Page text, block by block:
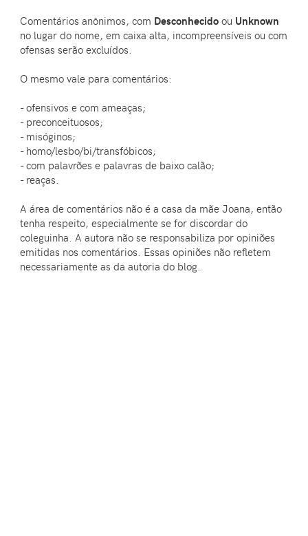
Comentários anônimos, com Desconhecido ou Unknown
no lugar do nome, em caixa alta, incompreensíveis ou com
ofensas serão excluídos.
O mesmo vale para comentários:
- ofensivos e com ameaças;
- preconceituosos;
- misóginos;
- homo/lesbo/bi/transfóbicos;
- com palavrões e palavras de baixo calão;
- reaças.
A área de comentários não é a casa da mãe Joana, então
tenha respeito, especialmente se for discordar do
coleguinha. A autora não se responsabiliza por opiniões
emitidas nos comentários. Essas opiniões não refletem
necessariamente as da autoria do blog.